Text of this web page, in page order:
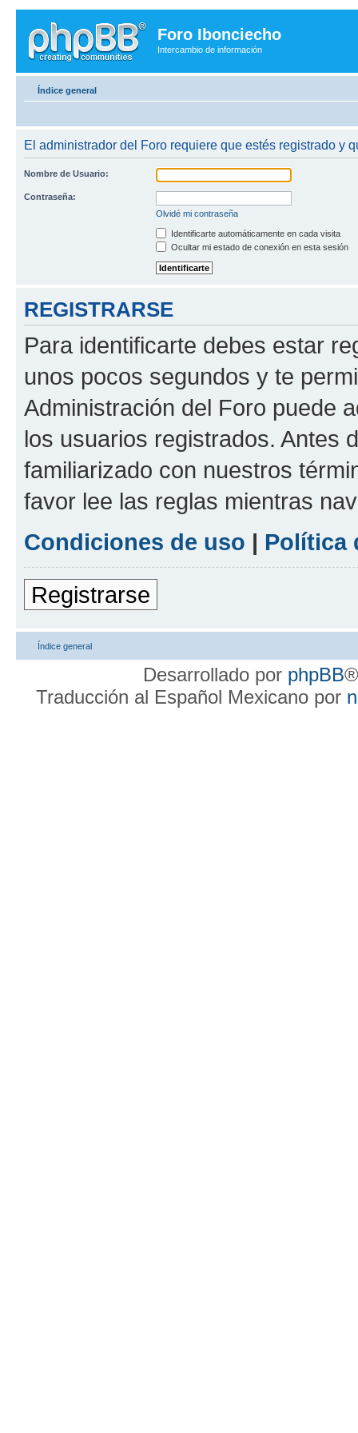
Foro Ibonciecho
Intercambio de información
Índice general
El administrador del Foro requiere que estés registrado y
Nombre de Usuario:
Contraseña:
Olvidé mi contraseña
Identificarte automáticamente en cada visita
Ocultar mi estado de conexión en esta sesión
REGISTRARSE
Para identificarte debes estar
unos pocos segundos y te
Administración del Foro puede
los usuarios registrados. Antes
familiarizado con nuestros
favor lee las reglas mientras
Condiciones de uso | Política
Registrarse
Índice general
Desarrollado por phpBB
Traducción al Español Mexicano por